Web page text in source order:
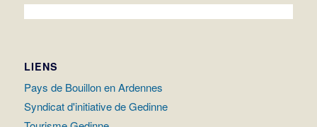
LIENS
Pays de Bouillon en Ardennes
Syndicat d'initiative de Gedinne